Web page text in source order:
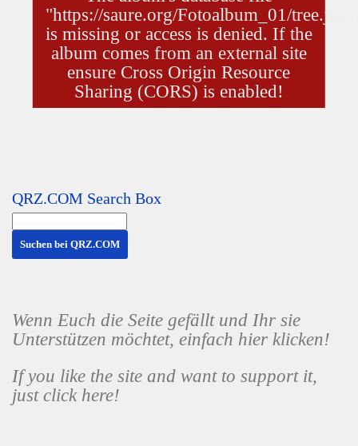
QRZ.COM Search Box
Wenn Euch die Seite gefällt und Ihr sie
Unterstützen möchtet, einfach hier klicken!
If you like the site and want to support it,
just click here!